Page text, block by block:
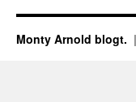
Monty Arnold blogt.